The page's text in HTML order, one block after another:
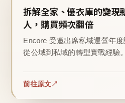
拆解全家、優衣庫的變現
人，購買頻次翻倍
Encore 受邀出席私域運營年
從公域到私域的轉型實戰經驗。
前往原文